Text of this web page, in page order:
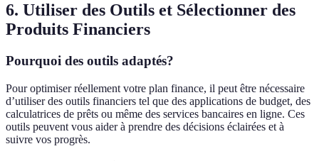
6. Utiliser des Outils et Sélectionner des
Produits Financiers
Pourquoi des outils adaptés?
Pour optimiser réellement votre plan finance, il peut être nécessaire
d’utiliser des outils financiers tel que des applications de budget, des
calculatrices de prêts ou même des services bancaires en ligne. Ces
outils peuvent vous aider à prendre des décisions éclairées et à
suivre vos progrès.